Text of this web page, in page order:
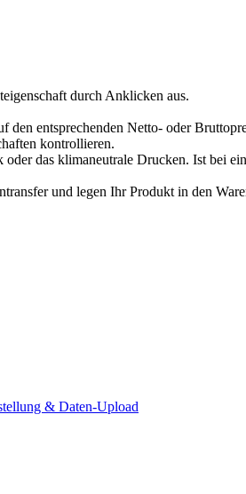
durch Anklicken aus.
den entsprechenden Netto- oder
kontrollieren.
das klimaneutrale Drucken. Ist bei
und legen Ihr Produkt in den
& Daten-Upload